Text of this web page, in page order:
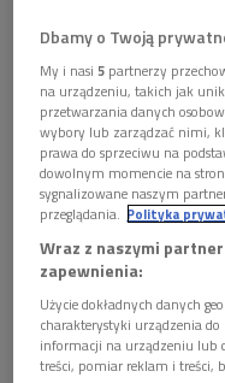
 Wisława
więcej
Zastanawialiśmy się
Dbamy o Twoją
My i nasi5 partnerzy
na urządzeniu, takich jak
przetwarzania danych
wybory lub zarządzać nimi,
prawa do sprzeciwu na
dowolnym momencie na
sygnalizowane naszym
przeglądania. Polityka
Wraz z naszymi
zapewnienia:
Użycie dokładnych danych
charakterystyki urządzenia
informacji na urządzeniu lub
treści, pomiar reklam i treści,